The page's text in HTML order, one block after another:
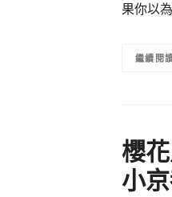
果你以
櫻
小